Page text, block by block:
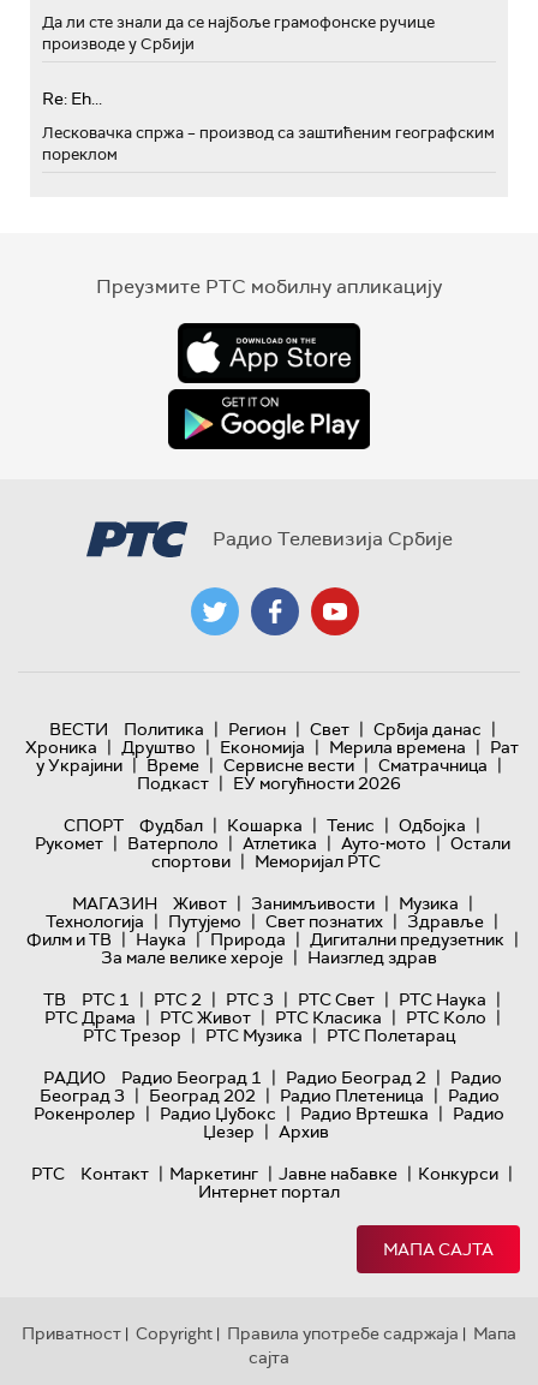
Да ли сте знали да се најбоље грамофонске ручице
производе у Србији
Re: Eh...
Лесковачка спржа – производ са заштићеним географским
пореклом
Преузмите РТС мобилну апликацију
Радио Телевизија Србије
ВЕСТИ Политика | Регион | Свет | Србија данас |
Хроника | Друштво | Економија | Мерила времена | Рат
у Украјини | Време | Сервисне вести | Сматрачница |
Подкаст | ЕУ могућности 2026
СПОРТ
Фудбал | Кошарка | Тенис | Одбојка |
Рукомет | Ватерполо | Атлетика | Ауто-мото | Остали
спортови | Меморијал РТС
МАГАЗИН
Живот | Занимљивости | Музика |
Технологијa | Путујемо | Свет познатих | Здравље |
Филм и ТВ | Наука | Природа | Дигитални предузетник |
За мале велике хероје | Наизглед здрав
ТВ
РТС 1 | РТС 2 | РТС 3 | РТС Свет | РТС Наука |
РТС Драма | РТС Живот | РТС Класика | РТС Коло |
РТС Трезор | РТС Музика | РТС Полетарац
РАДИО
Радио Београд 1 | Радио Београд 2 | Радио
Београд 3 | Београд 202 | Радио Плетеница | Радио
Рокенролер | Радио Џубокс | Радио Вртешка | Радио
Џезер | Архив
РТС
Контакт | Маркетинг | Јавне набавке | Конкурси |
Интернет портал
МАПА САЈТА
Приватност | Copyright | Правила употребе садржаја | Мапа
сајта